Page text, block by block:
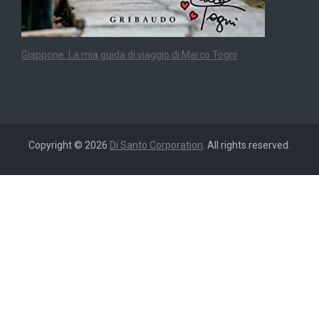
Giappone. La mia guida di viaggio di Marco Togni
Copyright © 2026 Di Santo Corporation . All rights reserved.